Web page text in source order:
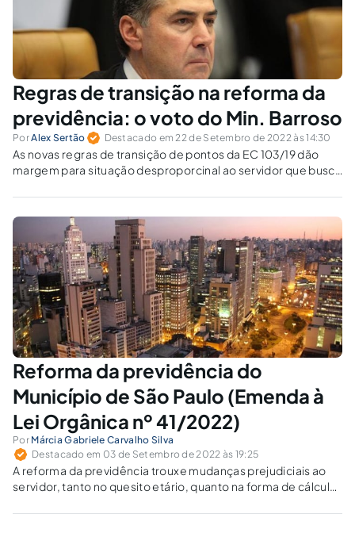
Regras de transição na reforma da
previdência: o voto do Min. Barroso
PorAlex Sertão Destacado em 22 de Setembro de 2022 às 14:30
As novas regras de transição de pontos da EC 103/19 dão
margem para situação desproporcinal ao servidor que busca
Reforma da previdência do
Município de São Paulo (Emenda à
Lei Orgânica nº 41/2022)
Por Márcia Gabriele Carvalho Silva
Destacado em 03 de Setembro de 2022 às 19:25
A reforma da previdência trouxe mudanças prejudiciais ao
servidor, tanto no quesito etário, quanto na forma de cálculo